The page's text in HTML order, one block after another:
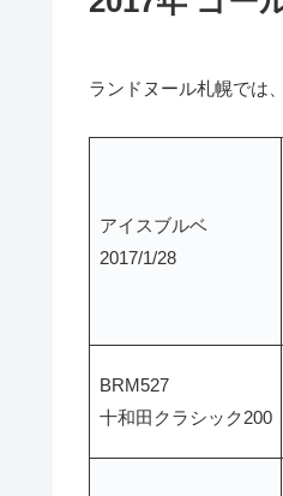
ランドヌール札幌では
アイスブルベ
2017/1/28
BRM527
十和田クラシック200